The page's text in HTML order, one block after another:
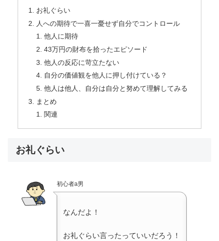
お礼ぐらい
人への期待で一喜一憂せず自分でコントロール
他人に期待
43万円の財布を拾ったエピソード
他人の反応に苛立たない
自分の価値観を他人に押し付けている？
他人は他人、自分は自分と努めて理解してみる
まとめ
関連
お礼ぐらい
初心者a男
なんだよ！
お礼ぐらい言ったっていいだろう！